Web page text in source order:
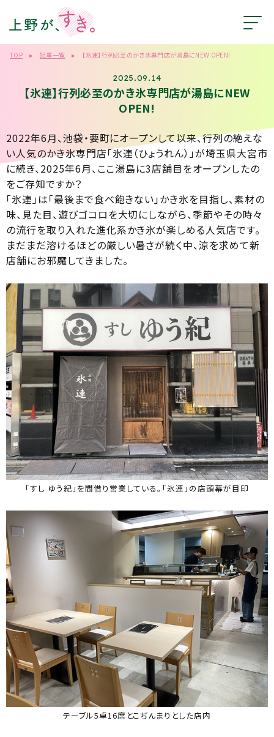
TOP 記事一覧 【氷連】行列必至のかき氷専門店が湯島にNEW OPEN!
2025.09.14
【氷連】行列必至のかき氷専門店が湯島にNEW
OPEN!
2022年6月、池袋・要町にオープンして以来、行列の絶えな
い人気のかき氷専門店「氷連（ひょうれん）」が埼玉県大宮市
に続き、2025年6月、ここ湯島に3店舗目をオープンしたの
をご存知ですか？
「氷連」は「最後まで食べ飽きない」かき氷を目指し、素材の
味、見た目、遊びゴコロを大切にしながら、季節やその時々
の流行を取り入れた進化系かき氷が楽しめる人気店です。
まだまだ溶けるほどの厳しい暑さが続く中、涼を求めて新
店舗にお邪魔してきました。
「すし ゆう紀」を間借り営業している。「氷連」の店頭幕が目印
テーブル5卓16席とこぢんまりとした店内